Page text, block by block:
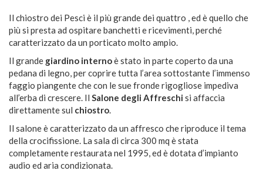
Il chiostro dei Pesci è il più grande dei quattro , ed è quello che
più si presta ad ospitare banchetti e ricevimenti, perché
caratterizzato da un porticato molto ampio.
Il grande giardino internoè stato in parte coperto da una
pedana di legno, per coprire tutta l’area sottostante l’immenso
faggio piangente che con le sue fronde rigogliose impediva
all’erba di crescere. Il Salone degli Affreschi si affaccia
direttamente sul chiostro.
Il salone è caratterizzato da un affresco che riproduce il tema
della crocifissione. La sala di circa 300 mq è stata
completamente restaurata nel 1995, ed è dotata d’impianto
audio ed aria condizionata.